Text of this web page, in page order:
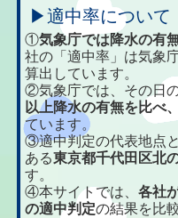
▶適中率について
①気象庁では降水の有
社の「適中率」は気象
算出しています。
②気象庁では、その日
以上降水の有無を比べ
ています。
③適中判定の代表地点
ある東京都千代田区北
す。
④本サイトでは、各社
の適中判定の結果を比